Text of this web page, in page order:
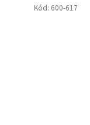
Kód: 600-617